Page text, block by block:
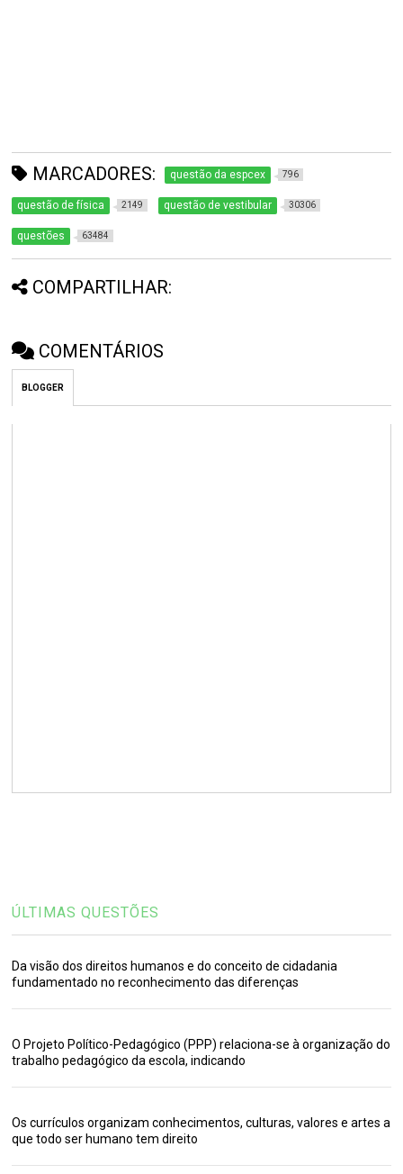
MARCADORES: questão da espcex 796
questão de física 2149 questão de vestibular 30306
questões 63484
COMPARTILHAR:
COMENTÁRIOS
BLOGGER
ÚLTIMAS QUESTÕES
Da visão dos direitos humanos e do conceito de cidadania
fundamentado no reconhecimento das diferenças
O Projeto Político-Pedagógico (PPP) relaciona-se à organização do
trabalho pedagógico da escola, indicando
Os currículos organizam conhecimentos, culturas, valores e artes a
que todo ser humano tem direito